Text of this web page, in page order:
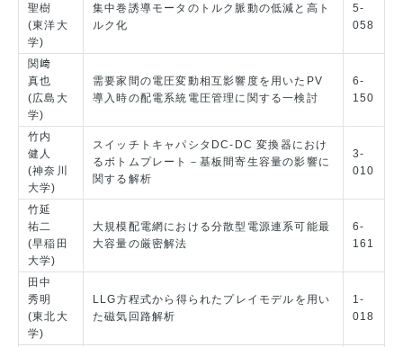
聖樹
(東洋大
学)
集中巻誘導モータのトルク脈動の低減と高ト
ルク化
5-
058
関﨑
真也
(広島大
学)
需要家間の電圧変動相互影響度を用いたPV
導入時の配電系統電圧管理に関する一検討
6-
150
竹内
健人
(神奈川
大学)
スイッチトキャパシタDC-DC 変換器におけ
るボトムプレート－基板間寄生容量の影響に
関する解析
3-
010
竹延
祐二
(早稲田
大学)
大規模配電網における分散型電源連系可能最
大容量の厳密解法
6-
161
田中
秀明
(東北大
学)
LLG方程式から得られたプレイモデルを用い
た磁気回路解析
1-
018